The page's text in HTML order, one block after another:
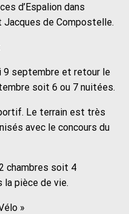
d’Espalion dans
Jacques de Compostelle.
9 septembre et retour le
soit 6 ou 7 nuitées.
Le terrain est très
avec le concours du
chambres soit 4
la pièce de vie.
»